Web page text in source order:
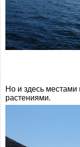
Но и здесь
растениями.